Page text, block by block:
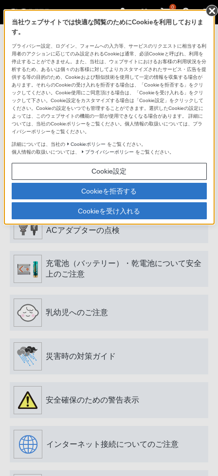
0
製品を安全に、安心してご使用いただ
くために
日常の清掃・点検が大切です。安全のため取扱説明書を
よく読みましょう。
製品に関する重要なお知らせ
安全で上手な使いかた
愛情点検のおすすめ
電源プラグ・コード、USB端子・ケーブル、
ACアダプターの点検
充電池（バッテリー）・乾電池について安全
上のご注意
乳幼児へのご注意
災害時の対策ガイド
安全確保のための警告表示
インターネット接続についてのご注意
当社ウェブサイトでは快適な閲覧のためにCookieを利用しておりま
す。
プライバシー設定、ログイン、フォームへの入力等、サービスのリクエストに相当する利
用者のアクションに応じてのみ設定されるCookieは通常、必須Cookieと呼ばれ、利用を
停止することができません。また、当社は、ウェブサイトにおけるお客様の利用状況を分
析するため、あるいは個々のお客様に対してよりカスタマイズされたサービス・広告を提
供する等の目的のため、Cookieおよび類似技術を使用して一定の情報を収集する場合が
あります。それらのCookieの受け入れを拒否する場合は、「Cookieを拒否する」をクリ
ックしてください。Cookie使用にご同意頂ける場合は、「Cookieを受け入れる」をクリ
ックして下さい。Cookie設定をカスタマイズする場合は「Cookie設定」をクリックして
ください。Cookieの設定をいつでも管理することができます。選択したCookieの設定に
よっては、このウェブサイトの機能の一部が使用できなくなる場合があります。 詳細に
ついては、当社のCookieポリシーをご覧ください。個人情報の取扱いについては、プラ
イバシーポリシーをご覧ください。
詳細については、当社の Cookieポリシー をご覧ください。
個人情報の取扱いについては、
プライバシーポリシー をご覧ください。
Cookie設定
Cookieを拒否する
Cookieを受け入れる